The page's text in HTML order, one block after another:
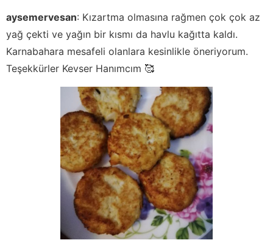
aysemervesan: Kızartma olmasına rağmen çok çok az
yağ çekti ve yağın bir kısmı da havlu kağıtta kaldı.
Karnabahara mesafeli olanlara kesinlikle öneriyorum.
Teşekkürler Kevser Hanımcım 🥰